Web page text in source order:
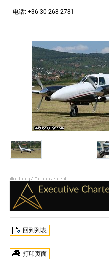
电话: +36 30 268 2781
回到列表
打印页面